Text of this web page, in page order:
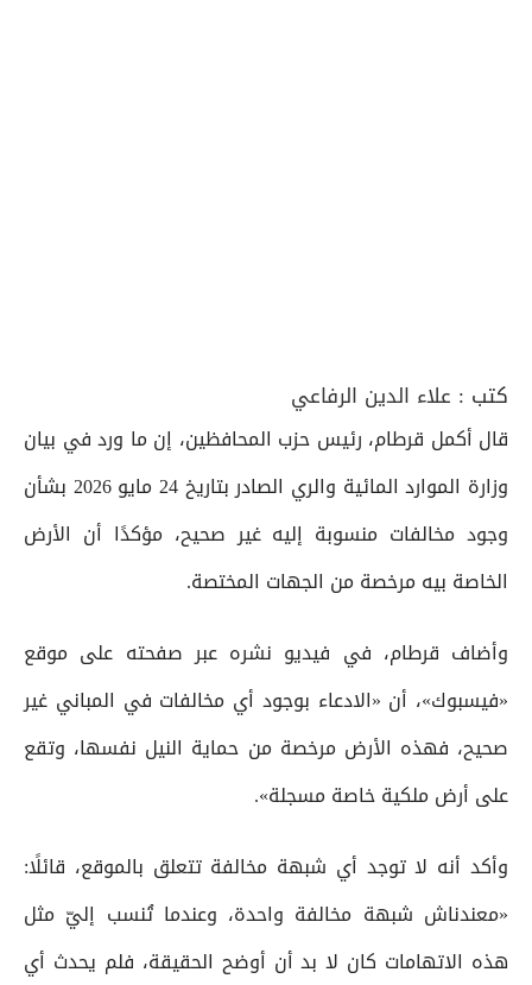
كتب : علاء الدين الرفاعي
قال أكمل قرطام، رئيس حزب المحافظين، إن ما ورد في بيان
وزارة الموارد المائية والري الصادر بتاريخ 24 مايو 2026 بشأن
وجود مخالفات منسوبة إليه غير صحيح، مؤكدًا أن الأرض
الخاصة بيه مرخصة من الجهات المختصة.
وأضاف قرطام، في فيديو نشره عبر صفحته على موقع
«فيسبوك»، أن «الادعاء بوجود أي مخالفات في المباني غير
صحيح، فهذه الأرض مرخصة من حماية النيل نفسها، وتقع
على أرض ملكية خاصة مسجلة».
وأكد أنه لا توجد أي شبهة مخالفة تتعلق بالموقع، قائلًا:
«معندناش شبهة مخالفة واحدة، وعندما تُنسب إليّ مثل
هذه الاتهامات كان لا بد أن أوضح الحقيقة، فلم يحدث أي